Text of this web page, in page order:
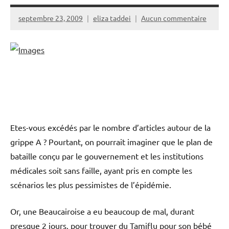
septembre 23, 2009 eliza taddei Aucun commentaire
Etes-vous excédés par le nombre d’articles autour de la
grippe A ? Pourtant, on pourrait imaginer que le plan de
bataille conçu par le gouvernement et les institutions
médicales soit sans faille, ayant pris en compte les
scénarios les plus pessimistes de l’épidémie.
Or, une Beaucairoise a eu beaucoup de mal, durant
presque 2 jours, pour trouver du Tamiflu pour son bébé